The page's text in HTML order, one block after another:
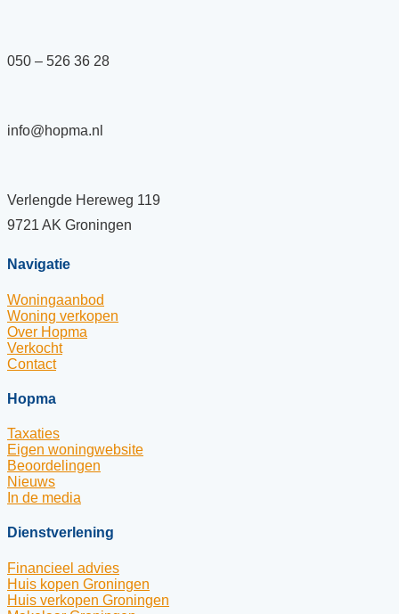
050 – 526 36 28
info@hopma.nl
Verlengde Hereweg 119
9721 AK Groningen
Navigatie
Woningaanbod
Woning verkopen
Over Hopma
Verkocht
Contact
Hopma
Taxaties
Eigen woningwebsite
Beoordelingen
Nieuws
In de media
Dienstverlening
Financieel advies
Huis kopen Groningen
Huis verkopen Groningen